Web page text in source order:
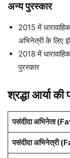
अन्य पुरस्कार
2015 में
अभिनेत्री के लिए
2018 में
पुरस्कार
श्रद्धा आर्याकी
पसंदीदा अभिनेता
पसंदीदा अभिनेत्री